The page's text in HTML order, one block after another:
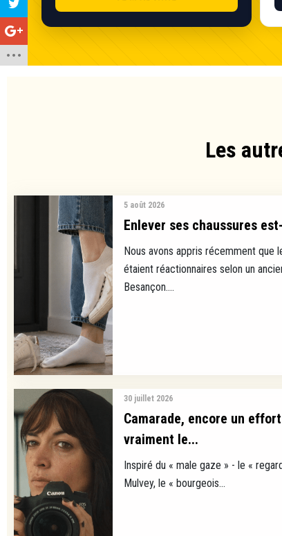
Les
5 août 2026
Enlever ses chaussures
Nous avons appris récemment que
étaient réactionnaires selon un
Besançon....
30 juillet 2026
Camarade, encore un
vraiment le...
Inspiré du « male gaze » - le «
Mulvey, le « bourgeois...